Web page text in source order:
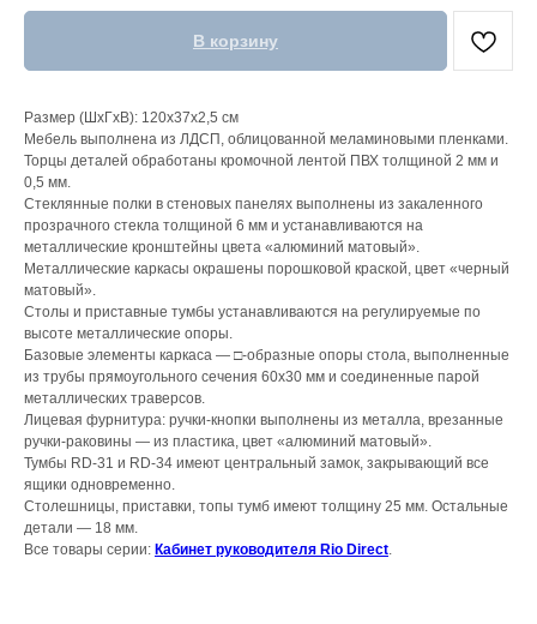
В корзину
Размер (ШхГхВ): 120х37х2,5 см
Мебель выполнена из ЛДСП, облицованной меламиновыми пленками.
Торцы деталей обработаны кромочной лентой ПВХ толщиной 2 мм и
0,5 мм.
Стеклянные полки в стеновых панелях выполнены из закаленного
прозрачного стекла толщиной 6 мм и устанавливаются на
металлические кронштейны цвета «алюминий матовый».
Металлические каркасы окрашены порошковой краской, цвет «черный
матовый».
Столы и приставные тумбы устанавливаются на регулируемые по
высоте металлические опоры.
Базовые элементы каркаса — □-образные опоры стола, выполненные
из трубы прямоугольного сечения 60х30 мм и соединенные парой
металлических траверсов.
Лицевая фурнитура: ручки-кнопки выполнены из металла, врезанные
ручки-раковины — из пластика, цвет «алюминий матовый».
Тумбы RD-31 и RD-34 имеют центральный замок, закрывающий все
ящики одновременно.
Столешницы, приставки, топы тумб имеют толщину 25 мм. Остальные
детали — 18 мм.
Все товары серии: Кабинет руководителя Rio Direct.